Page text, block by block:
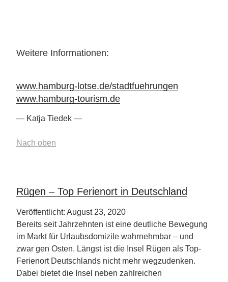
Weitere Informationen:
www.hamburg-lotse.de/stadtfuehrungen
www.hamburg-tourism.de
— Katja Tiedek —
Nach oben
Rügen – Top Ferienort in Deutschland
Veröffentlicht: August 23, 2020
Bereits seit Jahrzehnten ist eine deutliche Bewegung
im Markt für Urlaubsdomizile wahrnehmbar – und
zwar gen Osten. Längst ist die Insel Rügen als Top-
Ferienort Deutschlands nicht mehr wegzudenken.
Dabei bietet die Insel neben zahlreichen